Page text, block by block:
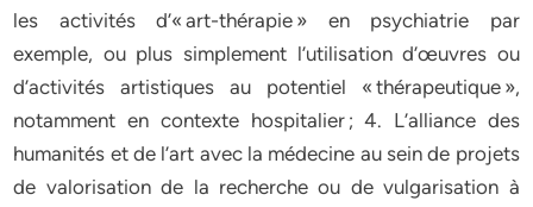
les activités d’« art-thérapie » en psychiatrie par
exemple, ou plus simplement l’utilisation d’œuvres ou
d’activités artistiques au potentiel « thérapeutique »,
notamment en contexte hospitalier ; 4. L’alliance des
humanités et de l’art avec la médecine au sein de projets
de valorisation de la recherche ou de vulgarisation à